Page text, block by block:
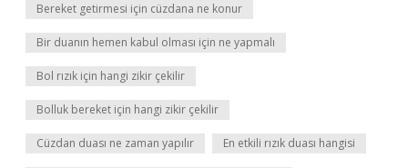
Bereket getirmesi için cüzdana ne konur
Bir duanın hemen kabul olması için ne yapmalı
Bol rızık için hangi zikir çekilir
Bolluk bereket için hangi zikir çekilir
Cüzdan duası ne zaman yapılır En etkili rızık duası hangisi